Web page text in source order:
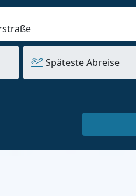
Späteste Abreise